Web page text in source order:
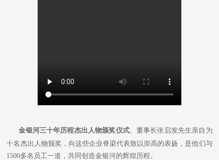
金银河三十年历程杰出人物颁奖仪式。董事长张启发先生亲自为
十名杰出人物颁奖，向这些企业脊梁代表致以崇高的表扬，是他们与
1500多名员工一道，共同创造金银河的辉煌历程。